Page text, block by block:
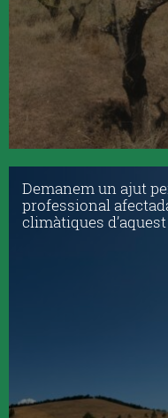
Demanem un ajut
professional
climàtiques